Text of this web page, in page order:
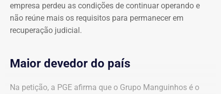
empresa perdeu as condições de continuar operando e
não reúne mais os requisitos para permanecer em
recuperação judicial.
Maior devedor do país
Na petição, a PGE afirma que o Grupo Manguinhos é o